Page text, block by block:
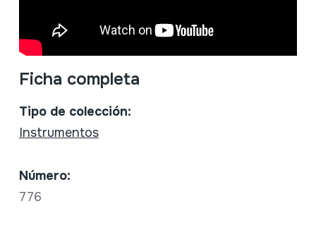
Ficha completa
Tipo de colección:
Instrumentos
Número:
776